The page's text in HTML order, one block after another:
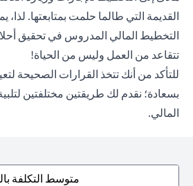
القديمة التي طالما حلمت بمتابعتها.
التخطيط المالي المدروس في تحقيق
تتقاعد من العمل وليس من الحياة!
للتأكد من أنك تتخذ القرارات الصحيحة
بسعادة؛ نقدم لك طريقتين مختلفتين
المالي.
متوسط التكلفة